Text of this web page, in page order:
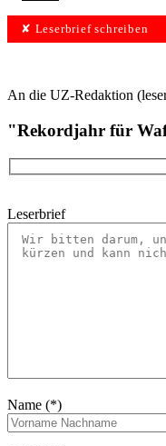
✘ Leserbrief schreiben
An die UZ-Redaktion
"Rekordjahr für
Leserbrief
Name (*)